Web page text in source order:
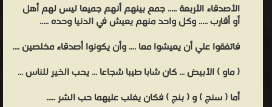
الأصدقاء الأربعة ..... جمع بينهم أنهم جميعا ليس لهم أهل
أو أقارب ..... وكل واحد منهم يعيش في الدنيا وحده .....
فاتفقوا علي أن يعيشوا معا .... وأن يكونوا أصدقاء مخلصين ....
( ماو ) الأبيض ... كان شابا طيبا شجاعا ... يحب الخير للناس ...
أما ( سنج ) و ( بنج ) فكان يغلب عليهما حب الشر .....